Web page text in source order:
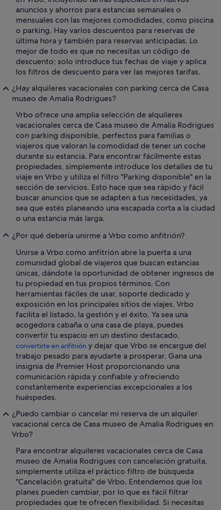
anuncios y ahorros para estancias semanales o
mensuales con las mejores comodidades, como piscina
o parking. Hay varios descuentos para reservas de
última hora y también para reservas anticipadas. Lo
mejor de todo es que no necesitas un código de
descuento; solo introduce tus fechas de viaje y aplica
los filtros de descuento para ver las mejores tarifas.
¿Hay alquileres vacacionales con parking cerca de Casa
museo de Amalia Rodrigues?
Vrbo ofrece una amplia selección de alquileres
vacacionales cerca de Casa museo de Amalia Rodrigues
con parking disponible, perfectos para familias o
viajeros que valoran la comodidad de tener un coche
durante su estancia. Para encontrar fácilmente estas
propiedades, simplemente introduce los detalles de tu
viaje en Vrbo y utiliza el filtro "Parking disponible" en la
sección de servicios. Esto hace que sea rápido y fácil
buscar anuncios que se adapten a tus necesidades, ya
sea que estés planeando una escapada corta a la ciudad
o una estancia más larga.
¿Por qué debería unirme a Vrbo como anfitrión?
Unirse a Vrbo como anfitrión abre la puerta a una
comunidad global de viajeros que buscan estancias
únicas, dándote la oportunidad de obtener ingresos de
tu propiedad en tus propios términos. Con
herramientas fáciles de usar, soporte dedicado y
exposición en los principales sitios de viajes, Vrbo
facilita el listado, la gestión y el éxito. Ya sea una
acogedora cabaña o una casa de playa, puedes
convertir tu espacio en un destino destacado,
convertirte en anfitrión y dejar que Vrbo se encargue del
trabajo pesado para ayudarte a prosperar. Gana una
insignia de Premier Host proporcionando una
comunicación rápida y confiable y ofreciendo
constantemente experiencias excepcionales a los
huéspedes.
¿Puedo cambiar o cancelar mi reserva de un alquiler
vacacional cerca de Casa museo de Amalia Rodrigues en
Vrbo?
Para encontrar alquileres vacacionales cerca de Casa
museo de Amalia Rodrigues con cancelación gratuita,
simplemente utiliza el práctico filtro de búsqueda
"Cancelación gratuita" de Vrbo. Entendemos que los
planes pueden cambiar, por lo que es fácil filtrar
propiedades que te ofrecen flexibilidad. Si necesitas